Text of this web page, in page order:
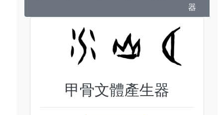
器
甲骨文體產生器